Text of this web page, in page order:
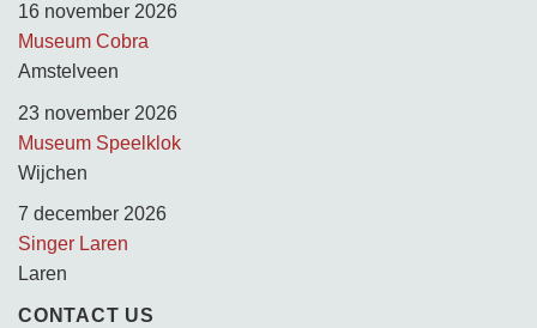
16 november 2026
Museum Cobra
Amstelveen
23 november 2026
Museum Speelklok
Wijchen
7 december 2026
Singer Laren
Laren
CONTACT US